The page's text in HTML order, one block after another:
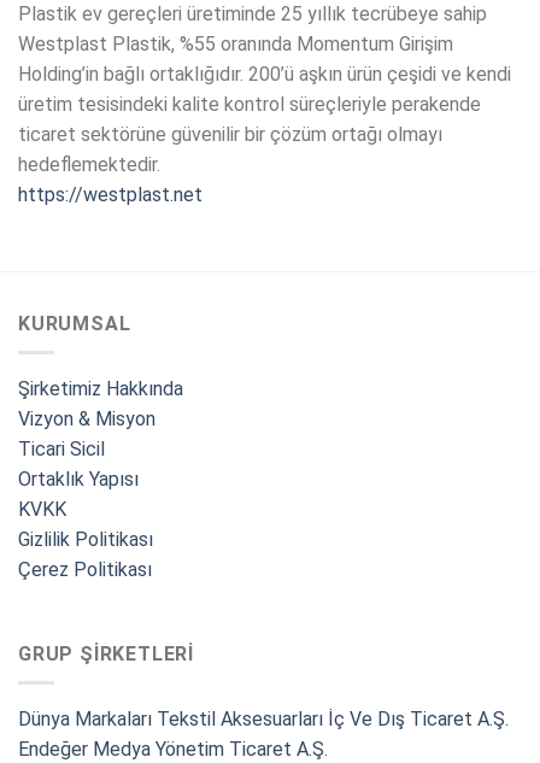
Plastik ev gereçleri üretiminde 25 yıllık tecrübeye sahip
Westplast Plastik, %55 oranında Momentum Girişim
Holding’in bağlı ortaklığıdır. 200’ü aşkın ürün çeşidi ve kendi
üretim tesisindeki kalite kontrol süreçleriyle perakende
ticaret sektörüne güvenilir bir çözüm ortağı olmayı
hedeflemektedir.
https://westplast.net
KURUMSAL
Şirketimiz Hakkında
Vizyon & Misyon
Ticari Sicil
Ortaklık Yapısı
KVKK
Gizlilik Politikası
Çerez Politikası
GRUP ŞIRKETLERI
Dünya Markaları Tekstil Aksesuarları İç Ve Dış Ticaret A.Ş.
Endeğer Medya Yönetim Ticaret A.Ş.